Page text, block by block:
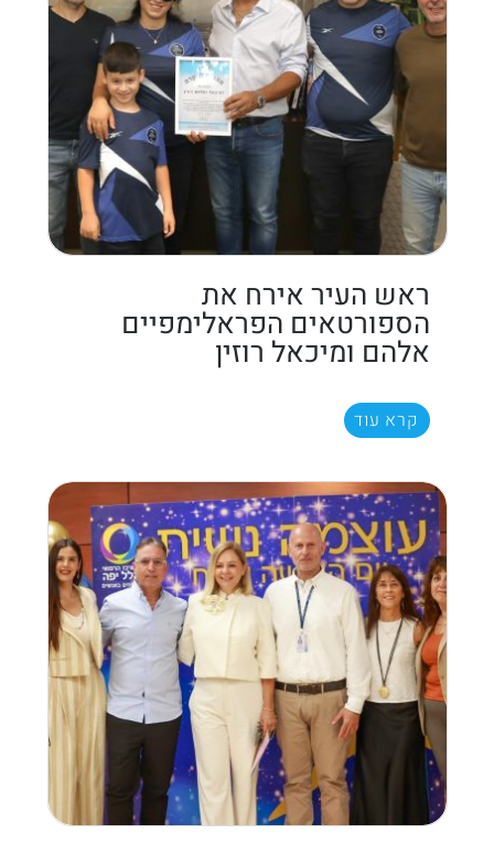
ראש העיר אירח את
הספורטאים הפראלימפיים
אלהם ומיכאל רוזין
קרא עוד